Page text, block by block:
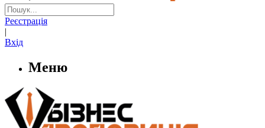
Реєстрація
|
Вхід
Меню